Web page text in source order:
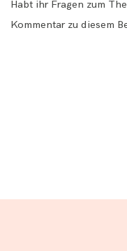
Habt ihr Fragen zum
Kommentar zu diesem